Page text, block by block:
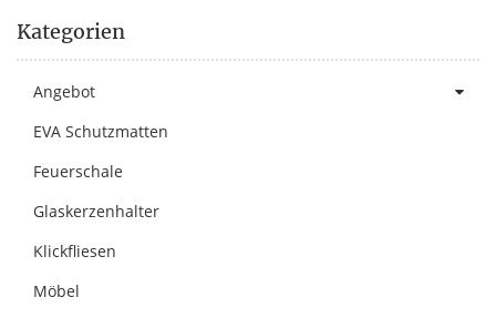
Kategorien
Angebot
EVA Schutzmatten
Feuerschale
Glaskerzenhalter
Klickfliesen
Möbel